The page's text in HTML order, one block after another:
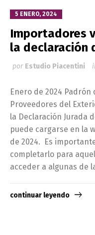
5 ENERO, 2024
Importadores
la declaración
por Estudio Piacentini
Enero de 2024 Padrón
Proveedores del
la Declaración Jurada
puede cargarse en la
de 2024. Es
completarlo para
acceder a algunas de
continuar leyendo